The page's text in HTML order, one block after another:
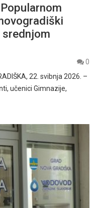
Popularnom
0
22. svibnja 2026. –
učenici Gimnazije,